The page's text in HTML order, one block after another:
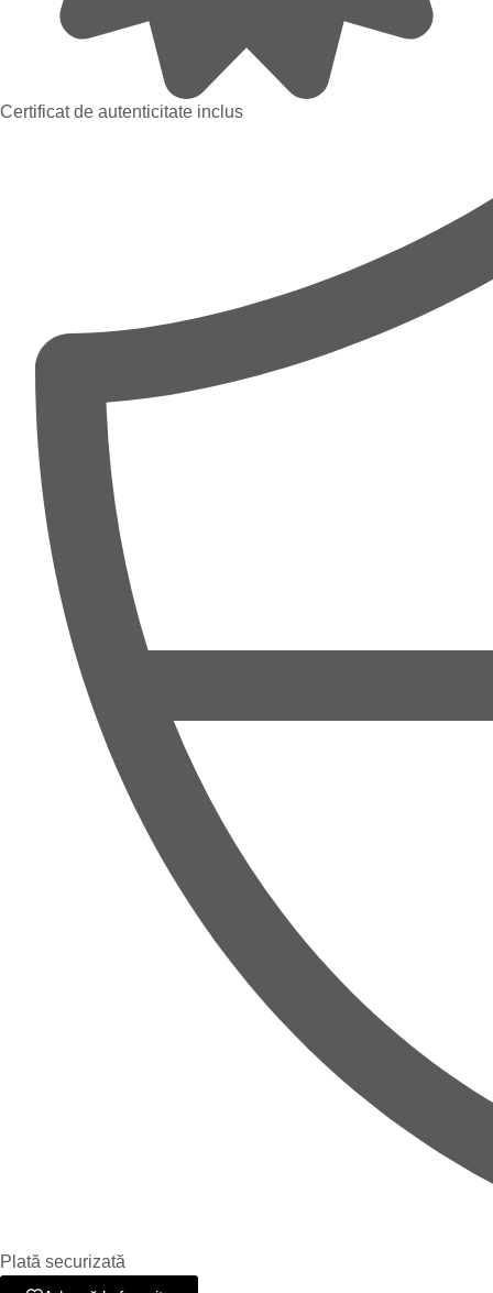
Certificat de autenticitate inclus
Plată securizată